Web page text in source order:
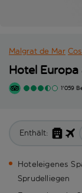
Malgrat de Mar
Hotel Europa
1'059
Enthält:
Hoteleigenes
Sprudelliegen